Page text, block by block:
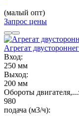
(малый опт)
Запрос цены
Агрегат
Вход:
250 мм
Выход:
200 мм
Обороты двигателя,...:
980
подача (м3/ч):